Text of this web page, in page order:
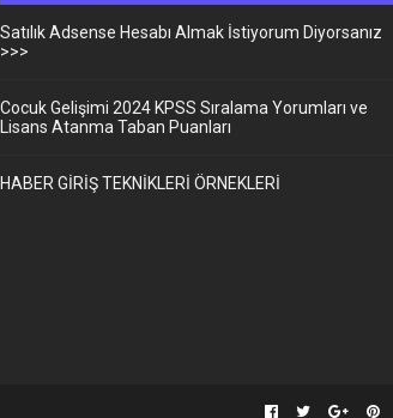
Satılık Adsense Hesabı Almak İstiyorum Diyorsanız
>>>
Cocuk Gelişimi 2024 KPSS Sıralama Yorumları ve
Lisans Atanma Taban Puanları
HABER GİRİŞ TEKNİKLERİ ÖRNEKLERİ